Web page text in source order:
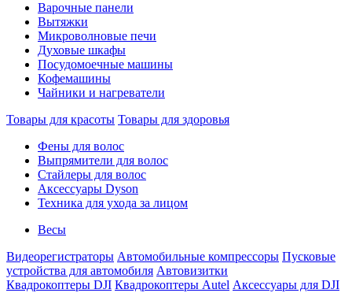
Варочные панели
Вытяжки
Микроволновые печи
Духовые шкафы
Посудомоечные машины
Кофемашины
Чайники и нагреватели
Товары для красоты Товары для здоровья
Фены для волос
Выпрямители для волос
Стайлеры для волос
Аксессуары Dyson
Техника для ухода за лицом
Весы
Видеорегистраторы Автомобильные компрессоры Пусковые
устройства для автомобиля Автовизитки
Квадрокоптеры DJI Квадрокоптеры Autel Аксессуары для DJI